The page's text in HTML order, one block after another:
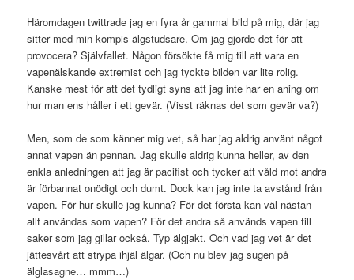
Häromdagen twittrade jag en fyra år gammal bild på mig, där jag
sitter med min kompis älgstudsare. Om jag gjorde det för att
provocera? Självfallet. Någon försökte få mig till att vara en
vapenälskande extremist och jag tyckte bilden var lite rolig.
Kanske mest för att det tydligt syns att jag inte har en aning om
hur man ens håller i ett gevär. (Visst räknas det som gevär va?)
Men, som de som känner mig vet, så har jag aldrig använt något
annat vapen än pennan. Jag skulle aldrig kunna heller, av den
enkla anledningen att jag är pacifist och tycker att våld mot andra
är förbannat onödigt och dumt. Dock kan jag inte ta avstånd från
vapen. För hur skulle jag kunna? För det första kan väl nästan
allt användas som vapen? För det andra så används vapen till
saker som jag gillar också. Typ älgjakt. Och vad jag vet är det
jättesvårt att strypa ihjäl älgar. (Och nu blev jag sugen på
älglasagne… mmm…)